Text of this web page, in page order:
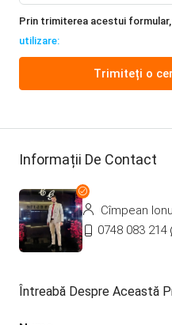
Prin trimiterea acestui
utilizare:
Trimiteți o
Informații De Contact
Cîmpean
0748 083 214
Întreabă Despre Această